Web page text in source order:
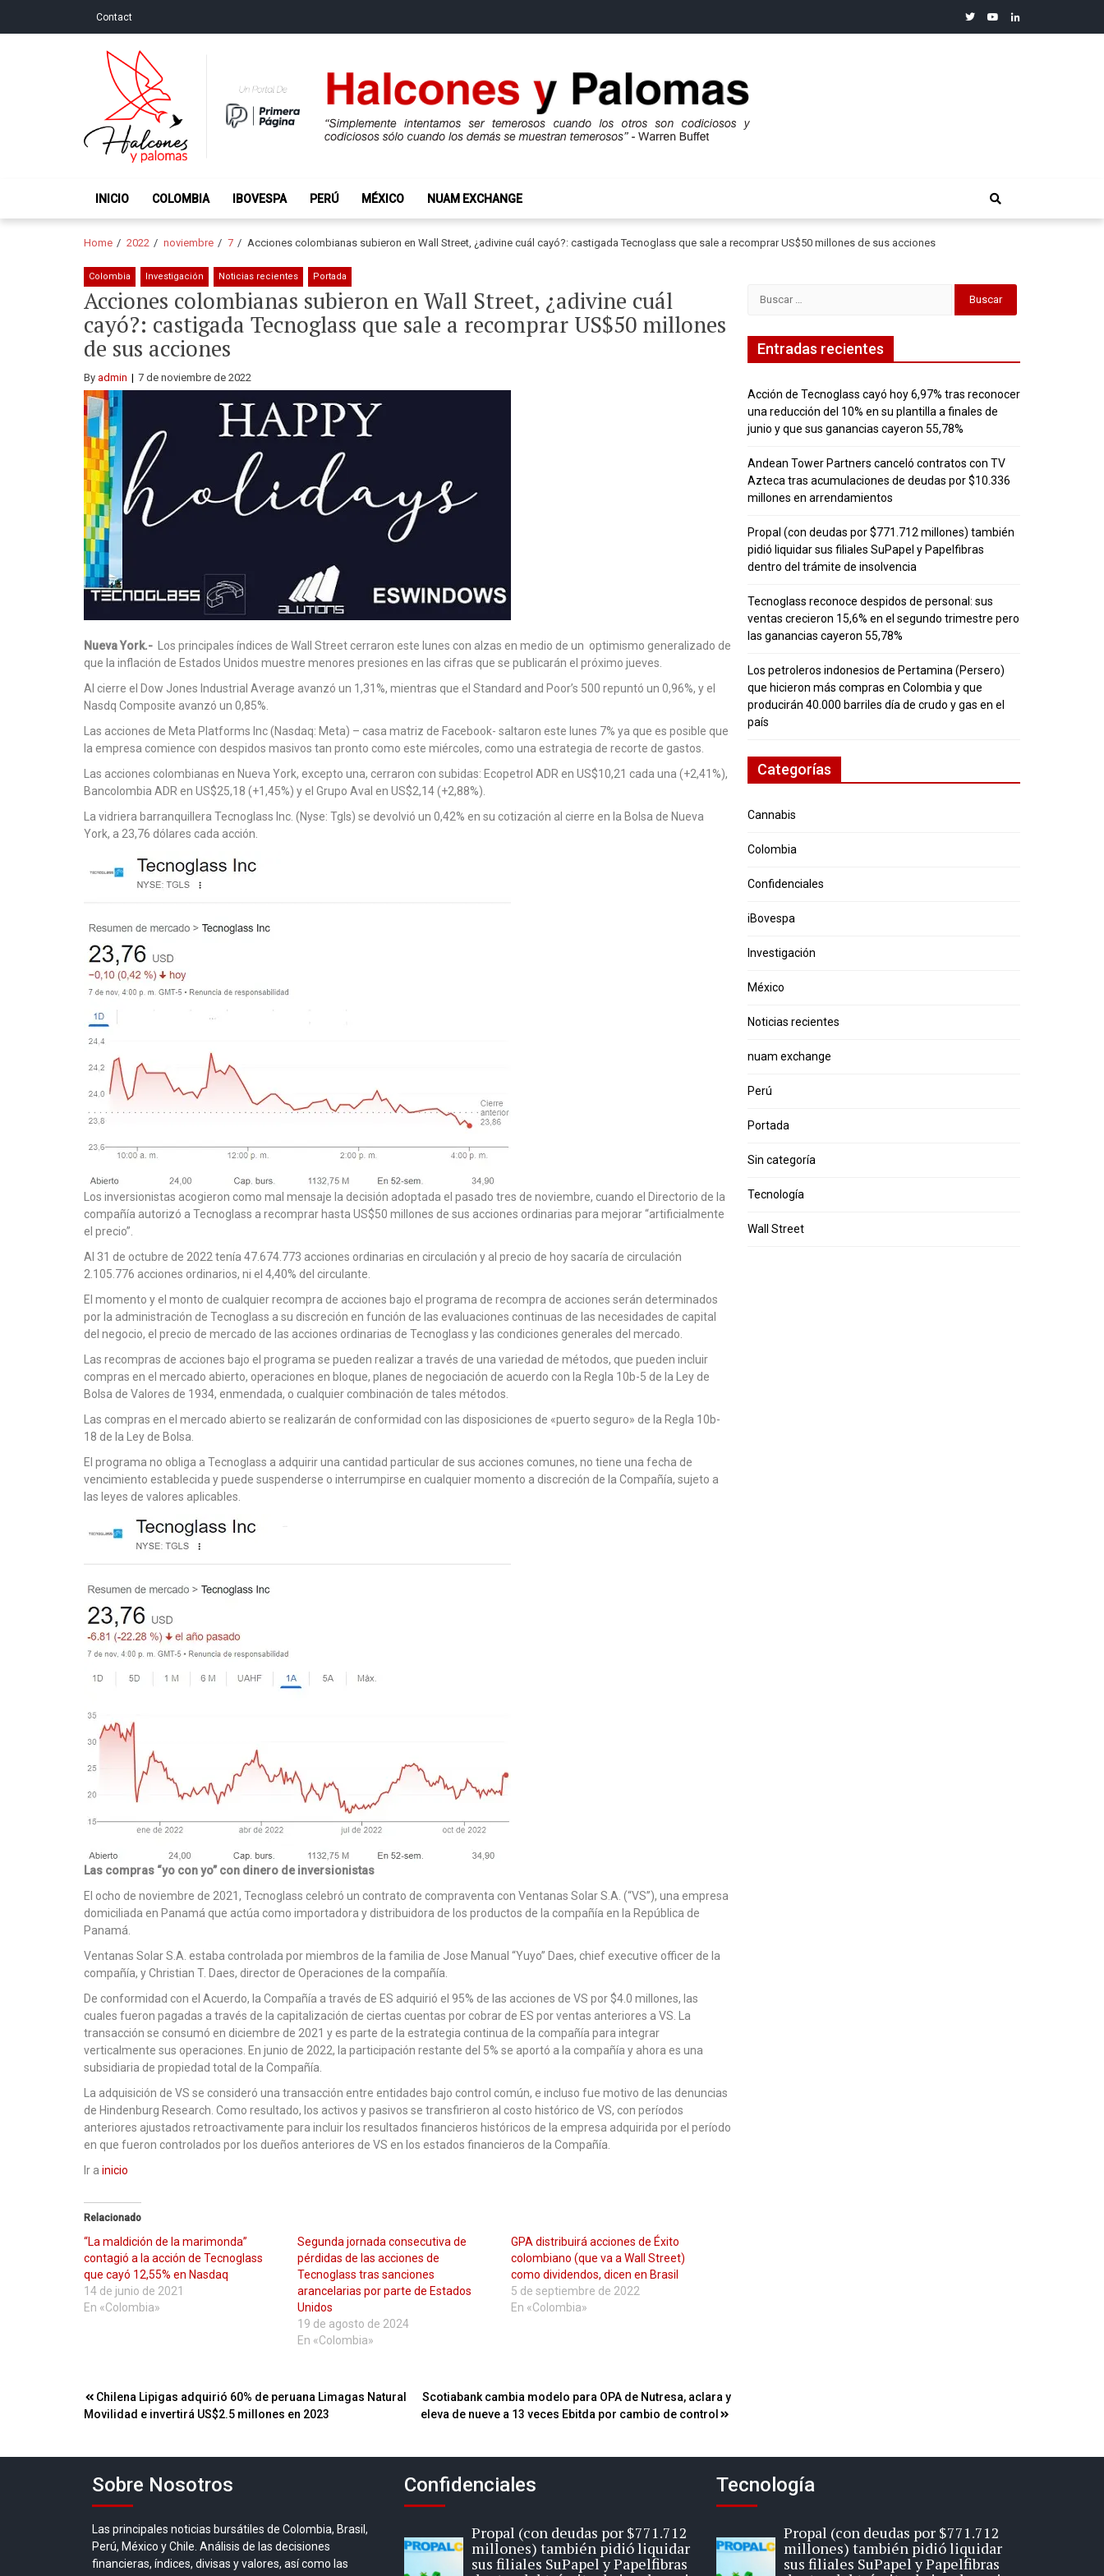
Contact twitteryoutubelinkedin
Halcones y Palomas
INICIO COLOMBIA IBOVESPA PERÚ MÉXICO NUAM EXCHANGE
Home 2022 noviembre 7 Acciones colombianas subieron en Wall Street, ¿adivine cuál cayó?: castigada Tecnoglass que sale a recomprar US$50 millones de sus acciones
Colombia Investigación Noticias recientes Portada
Acciones colombianas subieron en Wall Street, ¿adivine cuál
cayó?: castigada Tecnoglass que sale a recomprar US$50 millones
de sus acciones
By admin 7 de noviembre de 2022
Nueva York.- Los principales índices de Wall Street cerraron este lunes con alzas en medio de un optimismo generalizado de
que la inflación de Estados Unidos muestre menores presiones en las cifras que se publicarán el próximo jueves.
Al cierre el Dow Jones Industrial Average avanzó un 1,31%, mientras que el Standard and Poor’s 500 repuntó un 0,96%, y el
Nasdq Composite avanzó un 0,85%.
Las acciones de Meta Platforms Inc (Nasdaq: Meta) – casa matriz de Facebook- saltaron este lunes 7% ya que es posible que
la empresa comience con despidos masivos tan pronto como este miércoles, como una estrategia de recorte de gastos.
Las acciones colombianas en Nueva York, excepto una, cerraron con subidas: Ecopetrol ADR en US$10,21 cada una (+2,41%),
Bancolombia ADR en US$25,18 (+1,45%) y el Grupo Aval en US$2,14 (+2,88%).
La vidriera barranquillera Tecnoglass Inc. (Nyse: Tgls) se devolvió un 0,42% en su cotización al cierre en la Bolsa de Nueva
York, a 23,76 dólares cada acción.
Los inversionistas acogieron como mal mensaje la decisión adoptada el pasado tres de noviembre, cuando el Directorio de la
compañía autorizó a Tecnoglass a recomprar hasta US$50 millones de sus acciones ordinarias para mejorar “artificialmente
el precio”.
Al 31 de octubre de 2022 tenía 47.674.773 acciones ordinarias en circulación y al precio de hoy sacaría de circulación
2.105.776 acciones ordinarios, ni el 4,40% del circulante.
El momento y el monto de cualquier recompra de acciones bajo el programa de recompra de acciones serán determinados
por la administración de Tecnoglass a su discreción en función de las evaluaciones continuas de las necesidades de capital
del negocio, el precio de mercado de las acciones ordinarias de Tecnoglass y las condiciones generales del mercado.
Las recompras de acciones bajo el programa se pueden realizar a través de una variedad de métodos, que pueden incluir
compras en el mercado abierto, operaciones en bloque, planes de negociación de acuerdo con la Regla 10b-5 de la Ley de
Bolsa de Valores de 1934, enmendada, o cualquier combinación de tales métodos.
Las compras en el mercado abierto se realizarán de conformidad con las disposiciones de «puerto seguro» de la Regla 10b-
18 de la Ley de Bolsa.
El programa no obliga a Tecnoglass a adquirir una cantidad particular de sus acciones comunes, no tiene una fecha de
vencimiento establecida y puede suspenderse o interrumpirse en cualquier momento a discreción de la Compañía, sujeto a
las leyes de valores aplicables.
Las compras “yo con yo” con dinero de inversionistas
El ocho de noviembre de 2021, Tecnoglass celebró un contrato de compraventa con Ventanas Solar S.A. (“VS”), una empresa
domiciliada en Panamá que actúa como importadora y distribuidora de los productos de la compañía en la República de
Panamá.
Ventanas Solar S.A. estaba controlada por miembros de la familia de Jose Manual “Yuyo” Daes, chief executive officer de la
compañía, y Christian T. Daes, director de Operaciones de la compañía.
De conformidad con el Acuerdo, la Compañía a través de ES adquirió el 95% de las acciones de VS por $4.0 millones, las
cuales fueron pagadas a través de la capitalización de ciertas cuentas por cobrar de ES por ventas anteriores a VS. La
transacción se consumó en diciembre de 2021 y es parte de la estrategia continua de la compañía para integrar
verticalmente sus operaciones. En junio de 2022, la participación restante del 5% se aportó a la compañía y ahora es una
subsidiaria de propiedad total de la Compañía.
La adquisición de VS se consideró una transacción entre entidades bajo control común, e incluso fue motivo de las denuncias
de Hindenburg Research. Como resultado, los activos y pasivos se transfirieron al costo histórico de VS, con períodos
anteriores ajustados retroactivamente para incluir los resultados financieros históricos de la empresa adquirida por el período
en que fueron controlados por los dueños anteriores de VS en los estados financieros de la Compañía.
Ir a inicio
Relacionado
“La maldición de la marimonda”
contagió a la acción de Tecnoglass
que cayó 12,55% en Nasdaq
14 de junio de 2021
En «Colombia»
Segunda jornada consecutiva de
pérdidas de las acciones de
Tecnoglass tras sanciones
arancelarias por parte de Estados
Unidos
19 de agosto de 2024
En «Colombia»
GPA distribuirá acciones de Éxito
colombiano (que va a Wall Street)
como dividendos, dicen en Brasil
5 de septiembre de 2022
En «Colombia»
Navegación
de
entradas
Chilena Lipigas adquirió 60% de peruana Limagas Natural
Movilidad e invertirá US$2.5 millones en 2023
Scotiabank cambia modelo para OPA de Nutresa, aclara y
eleva de nueve a 13 veces Ebitda por cambio de control
Entradas recientes
Acción de Tecnoglass cayó hoy 6,97% tras reconocer
una reducción del 10% en su plantilla a finales de
junio y que sus ganancias cayeron 55,78%
Andean Tower Partners canceló contratos con TV
Azteca tras acumulaciones de deudas por $10.336
millones en arrendamientos
Propal (con deudas por $771.712 millones) también
pidió liquidar sus filiales SuPapel y Papelfibras
dentro del trámite de insolvencia
Tecnoglass reconoce despidos de personal: sus
ventas crecieron 15,6% en el segundo trimestre pero
las ganancias cayeron 55,78%
Los petroleros indonesios de Pertamina (Persero)
que hicieron más compras en Colombia y que
producirán 40.000 barriles día de crudo y gas en el
país
Categorías
Cannabis
Colombia
Confidenciales
iBovespa
Investigación
México
Noticias recientes
nuam exchange
Perú
Portada
Sin categoría
Tecnología
Wall Street
Sobre Nosotros
Las principales noticias bursátiles de Colombia, Brasil,
Perú, México y Chile. Análisis de las decisiones
financieras, índices, divisas y valores, así como las
Confidenciales
Propal (con deudas por $771.712
millones) también pidió liquidar
sus filiales SuPapel y Papelfibras
Tecnología
Propal (con deudas por $771.712
millones) también pidió liquidar
sus filiales SuPapel y Papelfibras